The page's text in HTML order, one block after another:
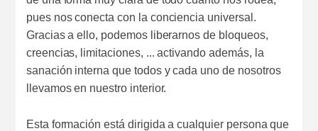
pues nos conecta con la conciencia universal.
Gracias a ello, podemos liberarnos de bloqueos,
creencias, limitaciones, ... activando además, la
sanación interna que todos y cada uno de nosotros
llevamos en nuestro interior.
Esta formación está dirigida a cualquier persona que